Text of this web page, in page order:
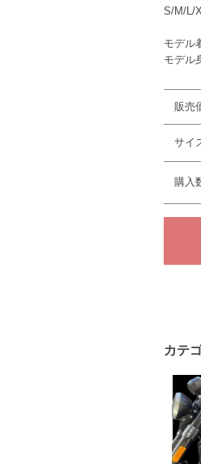
S/M/L/
モデル
モデ
販売
サイ
購入
カテ